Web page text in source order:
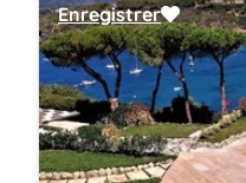
Enregistrer